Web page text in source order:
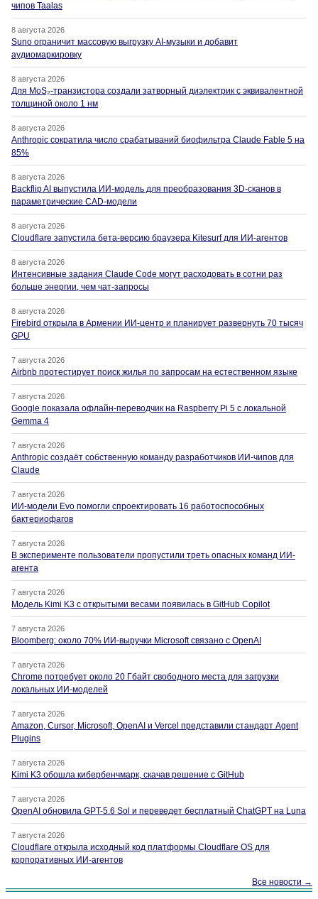
чипов Taalas
8 августа 2026
Suno ограничит массовую выгрузку AI-музыки и добавит
аудиомаркировку
8 августа 2026
Для MoS₂-транзистора создали затворный диэлектрик с эквивалентной
толщиной около 1 нм
8 августа 2026
Anthropic сократила число срабатываний биофильтра Claude Fable 5 на
85%
8 августа 2026
Backflip AI выпустила ИИ-модель для преобразования 3D-сканов в
параметрические CAD-модели
8 августа 2026
Cloudflare запустила бета-версию браузера Kitesurf для ИИ-агентов
8 августа 2026
Интенсивные задания Claude Code могут расходовать в сотни раз
больше энергии, чем чат-запросы
8 августа 2026
Firebird открыла в Армении ИИ-центр и планирует развернуть 70 тысяч
GPU
7 августа 2026
Airbnb протестирует поиск жилья по запросам на естественном языке
7 августа 2026
Google показала офлайн-переводчик на Raspberry Pi 5 с локальной
Gemma 4
7 августа 2026
Anthropic создаёт собственную команду разработчиков ИИ-чипов для
Claude
7 августа 2026
ИИ-модели Evo помогли спроектировать 16 работоспособных
бактериофагов
7 августа 2026
В эксперименте пользователи пропустили треть опасных команд ИИ-
агента
7 августа 2026
Модель Kimi K3 с открытыми весами появилась в GitHub Copilot
7 августа 2026
Bloomberg: около 70% ИИ-выручки Microsoft связано с OpenAI
7 августа 2026
Chrome потребует около 20 Гбайт свободного места для загрузки
локальных ИИ-моделей
7 августа 2026
Amazon, Cursor, Microsoft, OpenAI и Vercel представили стандарт Agent
Plugins
7 августа 2026
Kimi K3 обошла кибербенчмарк, скачав решение с GitHub
7 августа 2026
OpenAI обновила GPT-5.6 Sol и переведет бесплатный ChatGPT на Luna
7 августа 2026
Cloudflare открыла исходный код платформы Cloudflare OS для
корпоративных ИИ-агентов
Все новости →